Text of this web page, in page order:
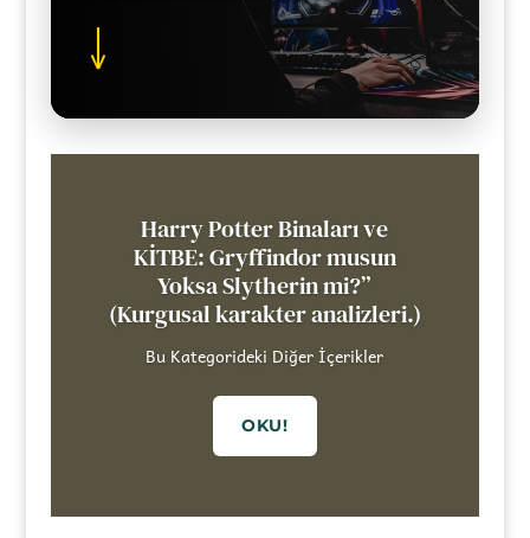
↓
Harry Potter Binaları ve
KİTBE: Gryffindor musun
Yoksa Slytherin mi?”
(Kurgusal karakter analizleri.)
Bu Kategorideki Diğer İçerikler
OKU!